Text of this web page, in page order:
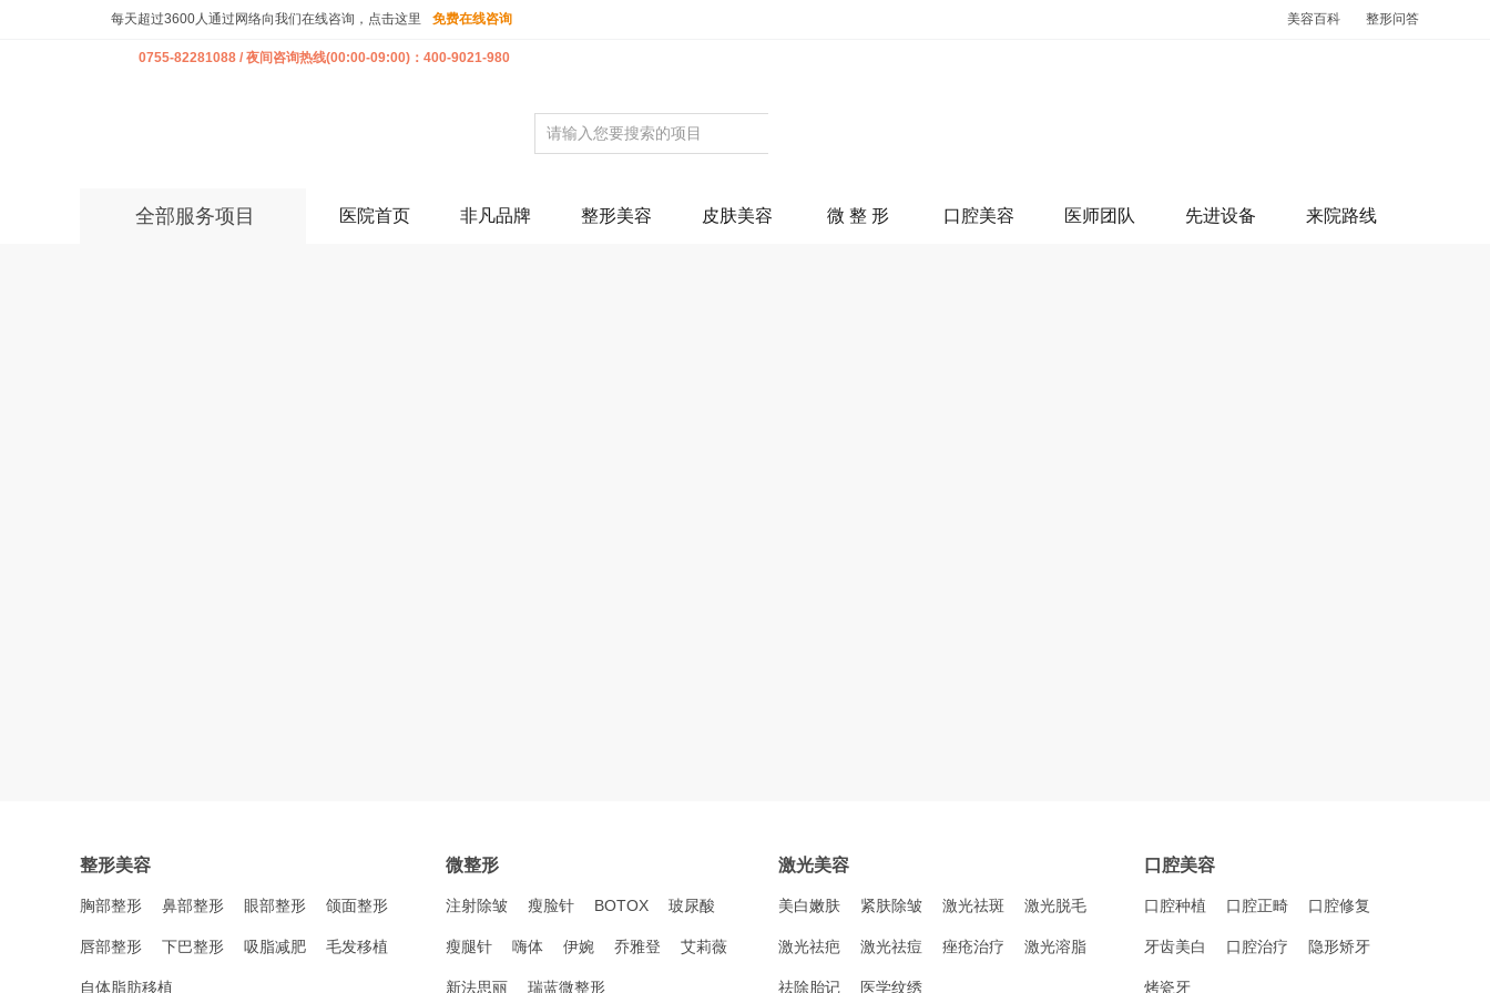
每天超过3600人通过网络向我们在线咨询，点击这里 免费在线咨询
0755-82281088 / 夜间咨询热线(00:00-09:00)：400-9021-980
美容百科 整形问答
全部服务项目 医院首页 非凡品牌 整形美容 皮肤美容 微 整 形 口腔美容 医师团队 先进设备 来院路线
整形美容
胸部整形 鼻部整形 眼部整形 颌面整形
唇部整形 下巴整形 吸脂减肥 毛发移植
自体脂肪移植
微整形
注射除皱 瘦脸针 BOTOX 玻尿酸
瘦腿针 嗨体 伊婉 乔雅登 艾莉薇
新法思丽 瑞蓝微整形
激光美容
美白嫩肤 紧肤除皱 激光祛斑 激光脱毛
激光祛疤 激光祛痘 痤疮治疗 激光溶脂
祛除胎记 医学纹绣
口腔美容
口腔种植 口腔正畸 口腔修复
牙齿美白 口腔治疗 隐形矫牙
烤瓷牙